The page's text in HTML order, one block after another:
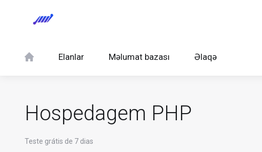
Elanlar Məlumat bazası Əlaqə
Hospedagem PHP
Teste grátis de 7 dias